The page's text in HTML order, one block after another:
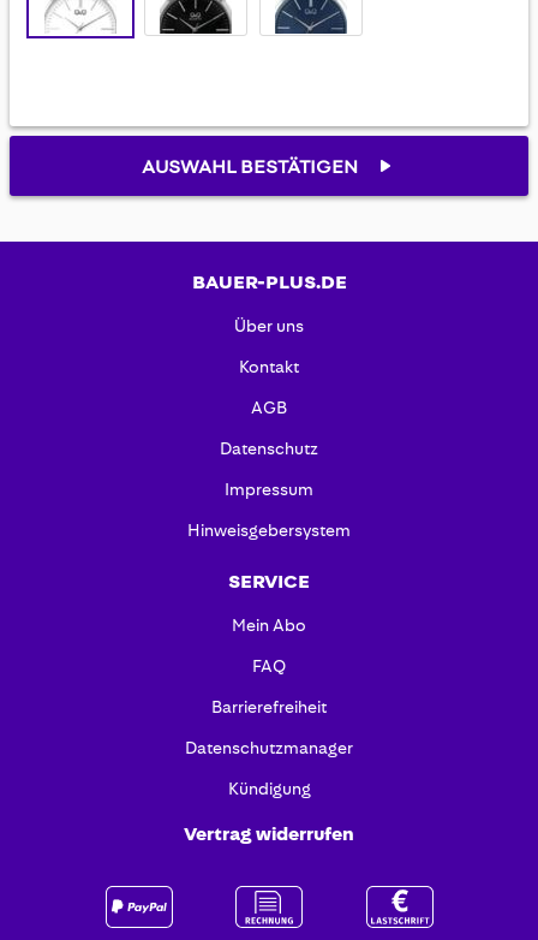
AUSWAHL BESTÄTIGEN
BAUER-PLUS.DE
Über uns
Kontakt
AGB
Datenschutz
Impressum
Hinweisgebersystem
SERVICE
Mein Abo
FAQ
Barrierefreiheit
Datenschutzmanager
Kündigung
Vertrag widerrufen